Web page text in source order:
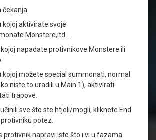
čekanja.
kojoj aktivirate svoje
Monstere,itd…
kojoj napadate protivnikove Monstere ili
kojoj možete special summonati, normal
niste to uradili u Main 1), aktivirati
trapove.
sve što ste htjeli/mogli, kliknete End
potez.
protivnik napravi isto što i vi u fazama